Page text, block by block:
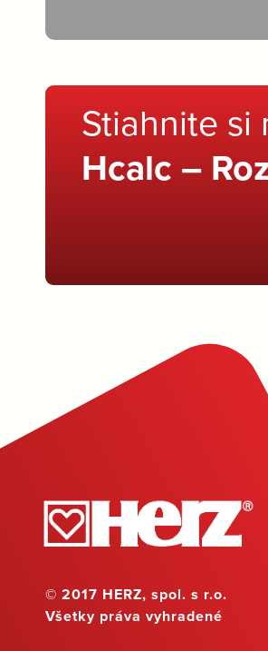
Stiahnite si
Hcalc –
© 2017 HERZ, spol. s r.o.
Všetky práva vyhradené